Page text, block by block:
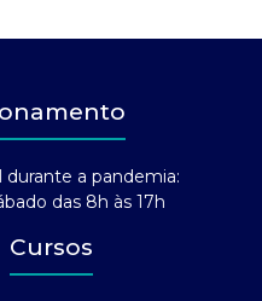
a pandemia:
das 8h às 17h
Cursos